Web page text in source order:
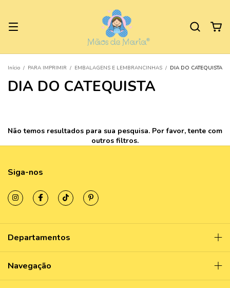
Início / PARA IMPRIMIR / EMBALAGENS E LEMBRANCINHAS / DIA DO CATEQUISTA
DIA DO CATEQUISTA
Não temos resultados para sua pesquisa. Por favor, tente com
outros filtros.
Siga-nos
Departamentos
Navegação